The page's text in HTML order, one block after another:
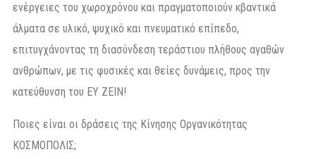
ενέργειες του χωροχρόνου και πραγματοποιούν κβαντικά
άλματα σε υλικό, ψυχικό και πνευματικό επίπεδο,
επιτυγχάνοντας τη διασύνδεση τεράστιου πλήθους αγαθών
ανθρώπων, με τις φυσικές και θείες δυνάμεις, προς την
κατεύθυνση του ΕΥ ΖΕΙΝ!
Ποιες είναι οι δράσεις της Κίνησης Οργανικότητας
ΚΟΣΜΟΠΟΛΙΣ;